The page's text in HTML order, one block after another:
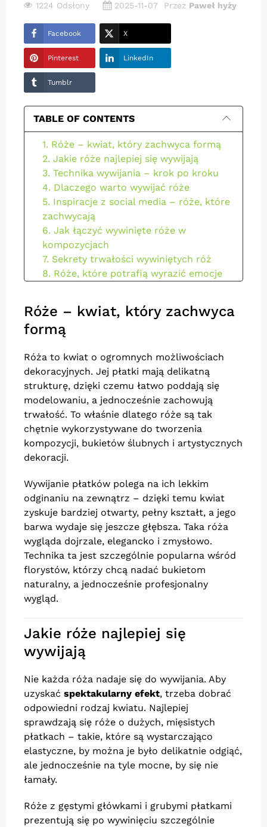
1224 Odsłony 2025-11-07 Przez Paweł hyży
Facebook X
Pinterest LinkedIn
Tumblr
TABLE OF CONTENTS
1. Róże – kwiat, który zachwyca formą
2. Jakie róże najlepiej się wywijają
3. Technika wywijania – krok po kroku
4. Dlaczego warto wywijać róże
5. Inspiracje z social media – róże, które
zachwycają
6. Jak łączyć wywinięte róże w
kompozycjach
7. Sekrety trwałości wywiniętych róż
8. Róże, które potrafią wyrazić emocje
Róże – kwiat, który zachwyca
formą
Róża to kwiat o ogromnych możliwościach
dekoracyjnych. Jej płatki mają delikatną
strukturę, dzięki czemu łatwo poddają się
modelowaniu, a jednocześnie zachowują
trwałość. To właśnie dlatego róże są tak
chętnie wykorzystywane do tworzenia
kompozycji, bukietów ślubnych i artystycznych
dekoracji.
Wywijanie płatków polega na ich lekkim
odginaniu na zewnątrz – dzięki temu kwiat
zyskuje bardziej otwarty, pełny kształt, a jego
barwa wydaje się jeszcze głębsza. Taka róża
wygląda dojrzale, elegancko i zmysłowo.
Technika ta jest szczególnie popularna wśród
florystów, którzy chcą nadać bukietom
naturalny, a jednocześnie profesjonalny
wygląd.
Jakie róże najlepiej się
wywijają
Nie każda róża nadaje się do wywijania. Aby
uzyskać spektakularny efekt, trzeba dobrać
odpowiedni rodzaj kwiatu. Najlepiej
sprawdzają się róże o dużych, mięsistych
płatkach – takie, które są wystarczająco
elastyczne, by można je było delikatnie odgiąć,
ale jednocześnie na tyle mocne, by się nie
łamały.
Róże z gęstymi główkami i grubymi płatkami
prezentują się po wywinięciu szczególnie